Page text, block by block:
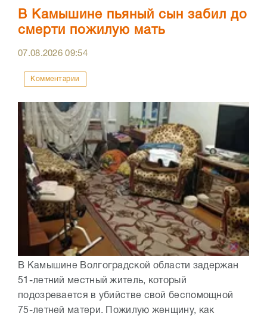
В Камышине пьяный сын забил до
смерти пожилую мать
07.08.202609:54
Комментарии
В Камышине Волгоградской области задержан
51-летний местный житель, который
подозревается в убийстве свой беспомощной
75-летней матери. Пожилую женщину, как